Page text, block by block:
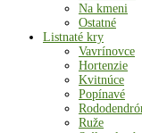
Na kmeni
Ostatné
Listnaté kry
Vavrínovce
Hortenzie
Kvitnúce
Popínavé
Ruže